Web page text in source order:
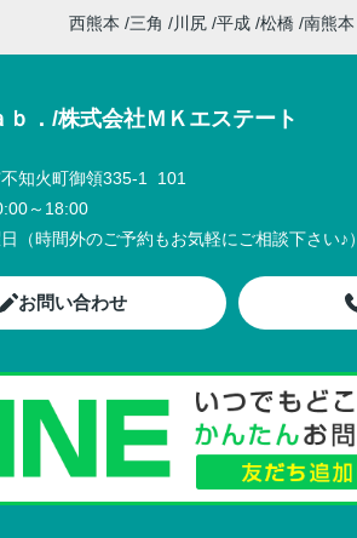
西熊本 三角 川尻 平成 松橋 南熊本
ｂ．/株式会社ＭＫエステート
知火町御領335-1 101
～18:00
（時間外のご予約もお気軽にご相談下さい♪）
お問い合わせ